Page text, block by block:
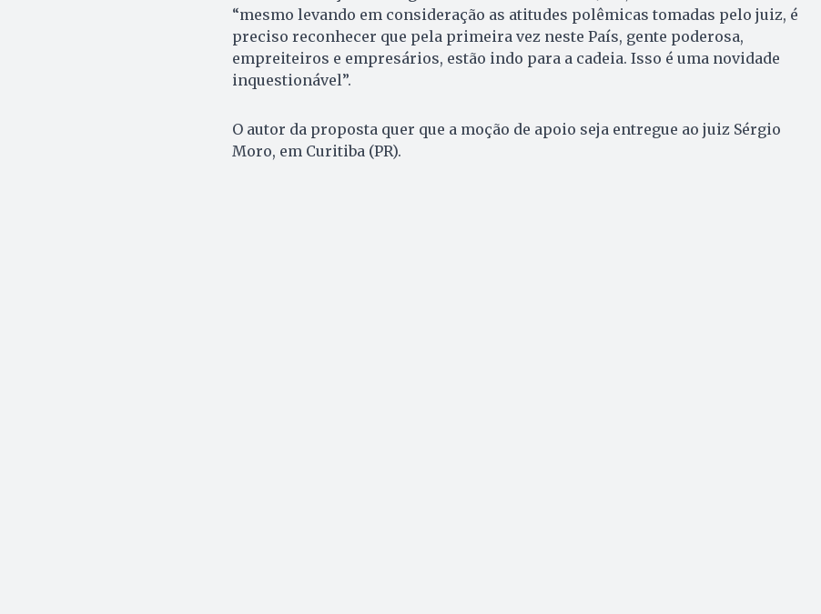
“mesmo levando em consideração as atitudes polêmicas tomadas pelo juiz, é
preciso reconhecer que pela primeira vez neste País, gente poderosa,
empreiteiros e empresários, estão indo para a cadeia. Isso é uma novidade
inquestionável”.
O autor da proposta quer que a moção de apoio seja entregue ao juiz Sérgio
Moro, em Curitiba (PR).